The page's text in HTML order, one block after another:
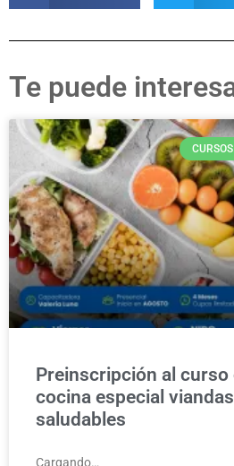
Te puede
Preinscripción al curso
cocina especial viandas
saludables
Cargando…